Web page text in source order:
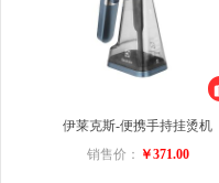
伊莱克斯-便携手持挂烫机
销售价： ￥371.00